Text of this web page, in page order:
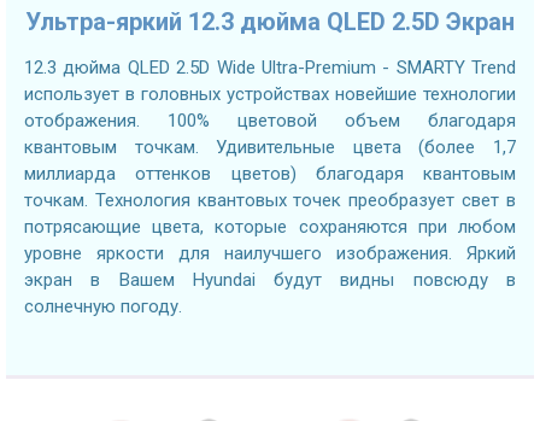
Ультра-яркий 12.3 дюйма QLED 2.5D Экран
12.3 дюйма QLED 2.5D Wide Ultra-Premium - SMARTY Trend
использует в головных устройствах новейшие технологии
отображения. 100% цветовой объем благодаря
квантовым точкам. Удивительные цвета (более 1,7
миллиарда оттенков цветов) благодаря квантовым
точкам. Технология квантовых точек преобразует свет в
потрясающие цвета, которые сохраняются при любом
уровне яркости для наилучшего изображения. Яркий
экран в Вашем Hyundai будут видны повсюду в
солнечную погоду.